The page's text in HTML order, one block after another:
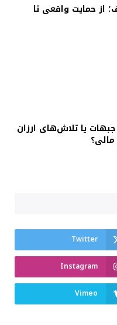
از حمایت واقعی تا
یا تلاش‌های ارزان
Twitter
Instagram
Vimeo